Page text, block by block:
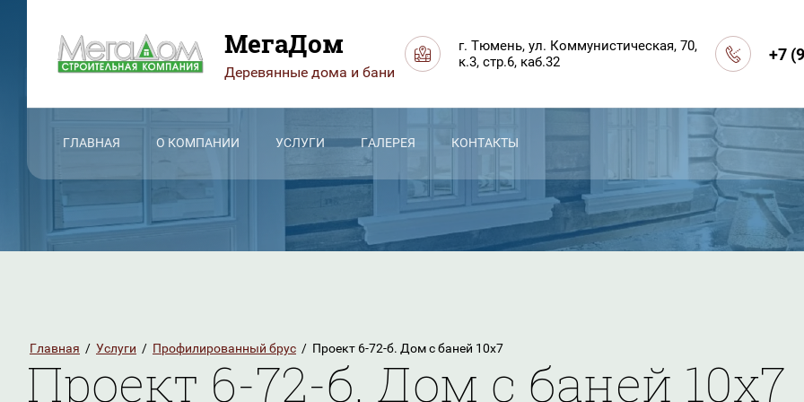
МегаДом
Деревянные дома и бани
г. Тюмень, ул. Коммунистическая, 70,
к.3, стр.6, каб.32
+7
ГЛАВНАЯ О КОМПАНИИ УСЛУГИ ГАЛЕРЕЯ КОНТАКТЫ
Главная / Услуги / Профилированный брус / Проект 6-72-б. Дом с баней 10х7
Проект 6-72-б. Дом с баней 10х7